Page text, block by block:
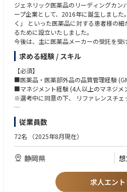
ジェネリック医薬品のリーディングカン
ープ企業として、2016年に誕生しまし
く」 といった医薬品に対する患者様の
るために設立いたしました。
今後は、主に医薬品メーカーの受託を受
いきます。
2020年に工場・設備を新設し、「健康経
認定を受けており、 キャリア構築と長
す。
◆業務内容
品質保証部試験課のマネジメントや出荷
■生産計画に基づく、 品質管理業務のス
■当局や顧客などの社外対応（試験法の
■メンバーの育成指導（正社員7名、契約
■その他：①〜⑤の試験結果の照査、確
①製剤出荷試験
③工場環境試験
④試験移管の受け入れ洗浄法バリデーショ
求める経験 / スキル
【必須】
■医薬品・医薬部外品の品質管理経験
■マネジメント経験 (4人以上のマネジメ
※選考中に同意の下、 リファレンスチェ
【歓迎】
■アメリカ（ＦＤＡ）、ＥＵへ医薬品輸
従業員数
72名 （2025年8月現在）
静岡県
求人エント